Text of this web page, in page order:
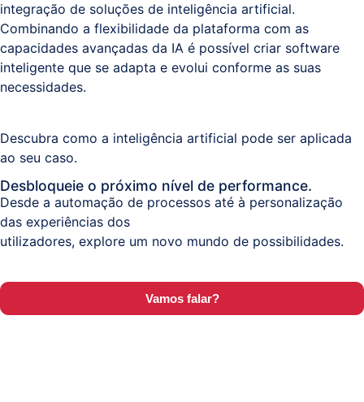
Sistemas
e
Comunicações
(ITPS)
integração de soluções de inteligência artificial.
Combinando a flexibilidade da plataforma com as
capacidades avançadas da IA é possível criar software
inteligente que se adapta e evolui conforme as suas
necessidades.
Descubra como a inteligência artificial pode ser aplicada
ao seu caso.
Desbloqueie o próximo nível de performance.
Desde a automação de processos até à personalização
das experiências dos
utilizadores, explore um novo mundo de possibilidades.
Vamos falar?